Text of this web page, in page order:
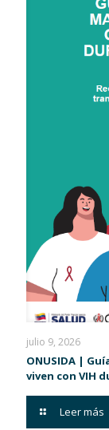
julio 9, 2026
ONUSIDA |
viven con VIH
Leer más